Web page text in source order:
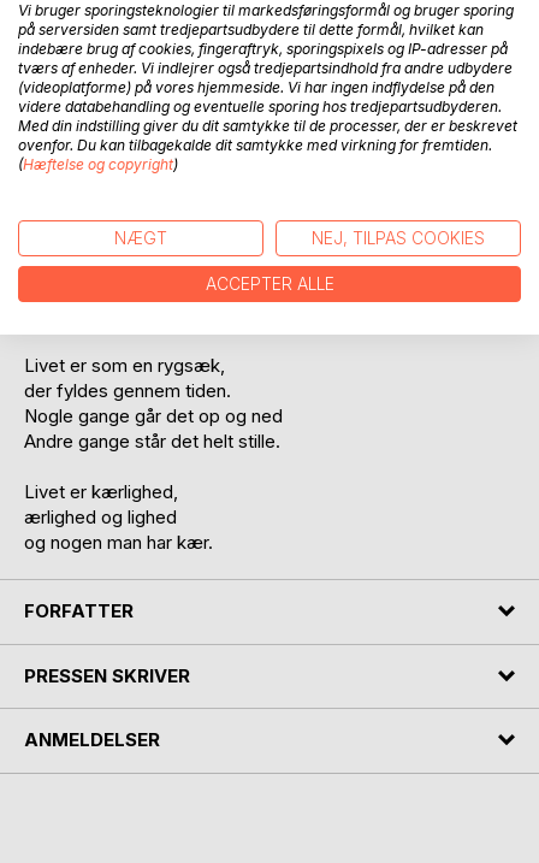
BESKRIVELSE
Livet leves ikke for sjov
men det kan være sjovt at leve.
Kort og beskidt.
Livet er mere som en vandpyt,
Livet er som en rygsæk,
der fyldes gennem tiden.
Nogle gange går det op og ned
Andre gange står det helt stille.
Livet er kærlighed,
ærlighed og lighed
og nogen man har kær.
FORFATTER
PRESSEN SKRIVER
ANMELDELSER
Vi bruger sporingsteknologier til markedsføringsformål og bruger sporing
på serversiden samt tredjepartsudbydere til dette formål, hvilket kan
indebære brug af cookies, fingeraftryk, sporingspixels og IP-adresser på
tværs af enheder. Vi indlejrer også tredjepartsindhold fra andre udbydere
(videoplatforme) på vores hjemmeside. Vi har ingen indflydelse på den
videre databehandling og eventuelle sporing hos tredjepartsudbyderen.
Med din indstilling giver du dit samtykke til de processer, der er beskrevet
ovenfor. Du kan tilbagekalde dit samtykke med virkning for fremtiden.
(Hæftelse og copyright)
NÆGT NEJ, TILPAS COOKIES
ACCEPTER ALLE